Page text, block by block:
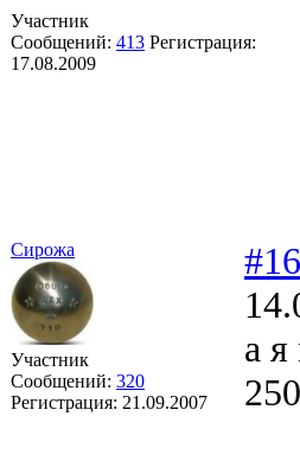
Участник
Сообщений: 413 Регистрация:
17.08.2009
Сирожа
Участник
Сообщений: 320
Регистрация: 21.09.2007
#16
а